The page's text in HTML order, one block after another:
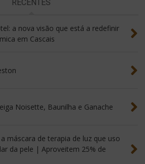
RECENTES
a nova visão que está a redefinir
em Cascais
Noisette, Baunilha e Ganache
máscara de terapia de luz que uso
da pele | Aproveitem 25% de